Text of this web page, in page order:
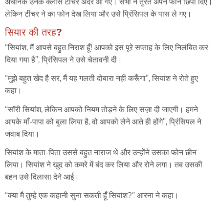
लेकिन टीचर ने का फोन देख लिया और उसे प्रिंसिपल के पास ले गए।
सियार की तरह?
“सियांश, मैं आपसे बहुत निराश हूँ! आपको इस पूरे सप्ताह के लिए निलंबित कर
दिया गया है”, प्रिंसिपल ने उसे चेतावनी दी।
“मुझे बहुत खेद है सर, मैं यह गलती दोबारा नहीं करूँगा”, सियांश ने रोते हुए
कहा।
“सॉरी सियांश, लेकिन आपको नियम तोड़ने के लिए सज़ा दी जाएगी। हमने
आपके माँ-पापा को बुला लिया है, वो आपको लेने आते ही होंगे”, प्रिंसिपल ने
जवाब दिया।
सियांश के माता-पिता उससे बहुत नाराज थे और उन्होंने उसका फोन छीन
लिया। सियांश ने खुद को कमरे में बंद कर लिया और रोने लगा। तब उसकी
बहन उसे दिलासा देने आई।
“क्या मै तुम्हे एक कहानी सुना सकती हूँ सियांश?” आरना ने कहा।